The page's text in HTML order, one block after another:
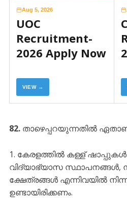
Aug 5, 2026
UOC
Recruitment-
2026 Apply Now
VIEW →
82.താഴെപ്പറയുന്നതിൽ ഏതാണ്
​കേരളത്തിൽ കള്ള്
വിദ്യാഭ്യാസ സ്ഥാപനങ്ങൾ,
ക്ഷേത്രങ്ങൾ എന്നിവയിൽ നിന്ന്
ഉണ്ടായിരിക്കണം.